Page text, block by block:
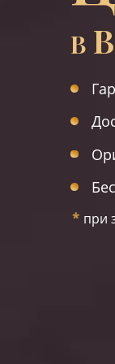
В
* при